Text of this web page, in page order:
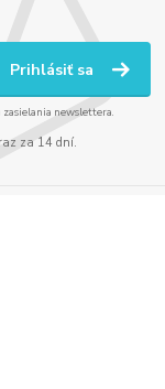
Prihlásiť sa
zasielania newslettera.
za 14 dní.